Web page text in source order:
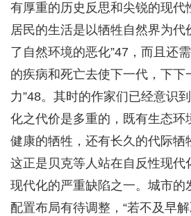
有厚重的历史反思和尖锐的现代
居民的生活是以牺牲自然界为代
了自然环境的恶化”47，而且还
的疾病和死亡去使下一代，下下
力”48。其时的作家们已经意识
化之代价是多重的，既有生态环
健康的牺牲，还有长久的代际牺
这正是贝克等人站在自反性现代
现代化的严重缺陷之一。城市的
配置布局有待调整，“若不及早